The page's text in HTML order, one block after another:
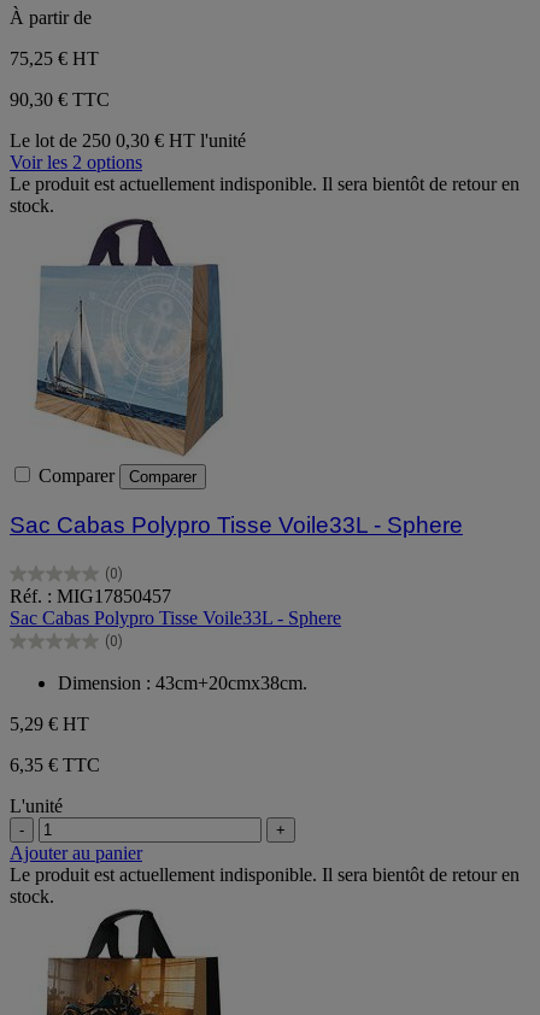
À partir de
75,25 € HT
90,30 € TTC
Le lot de 250 0,30 € HT l'unité
Voir les 2 options
Le produit est actuellement indisponible. Il sera bientôt de retour en
stock.
Comparer Comparer
Sac Cabas Polypro Tisse Voile33L - Sphere
(0)
0.0
sur
5
étoiles.
Réf. : MIG17850457
Sac Cabas Polypro Tisse Voile33L - Sphere
(0)
0.0
étoiles.
Dimension : 43cm+20cmx38cm.
5,29 € HT
6,35 € TTC
L'unité
- +
Ajouter au panier
Le produit est actuellement indisponible. Il sera bientôt de retour en
stock.